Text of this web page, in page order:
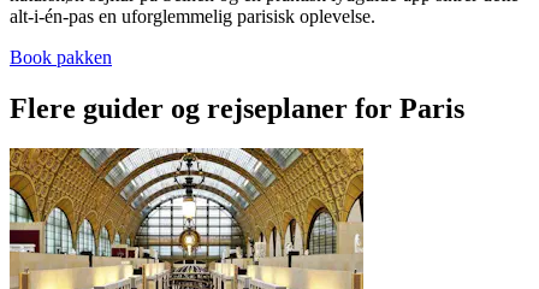
alt-i-én-pas en uforglemmelig parisisk oplevelse.
Book pakken
Flere guider og rejseplaner for Paris